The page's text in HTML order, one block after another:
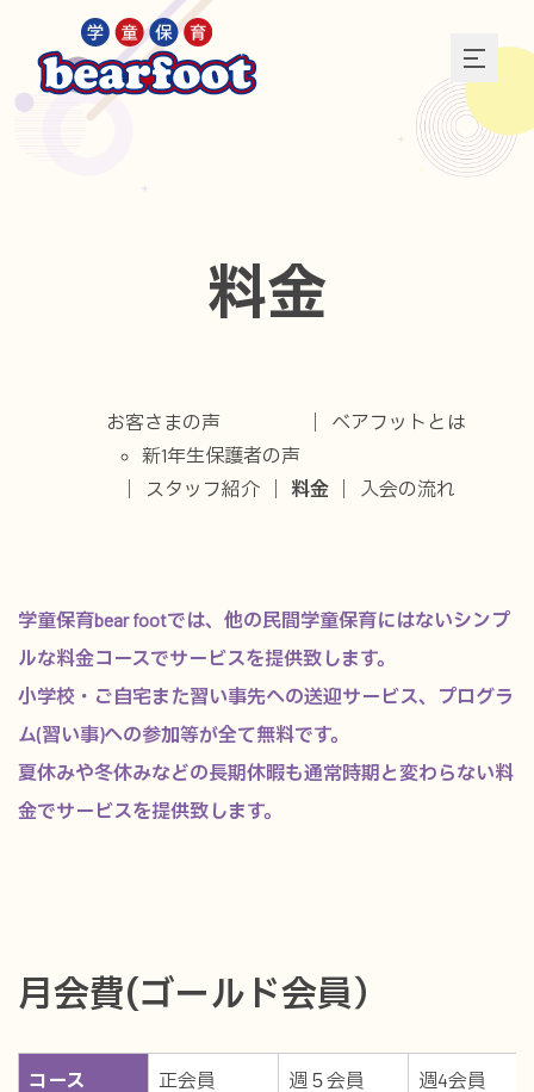
料金
お客さまの声
新1年生保護者の声
ベアフットとは
スタッフ紹介 料金 入会の流れ
学童保育bear footでは、他の民間学童保育にはないシンプ
ルな料金コースでサービスを提供致します。
小学校・ご自宅また習い事先への送迎サービス、プログラ
ム(習い事)への参加等が全て無料です。
夏休みや冬休みなどの長期休暇も通常時期と変わらない料
金でサービスを提供致します。
月会費(ゴールド会員）
コース 正会員 週５会員 週4会員